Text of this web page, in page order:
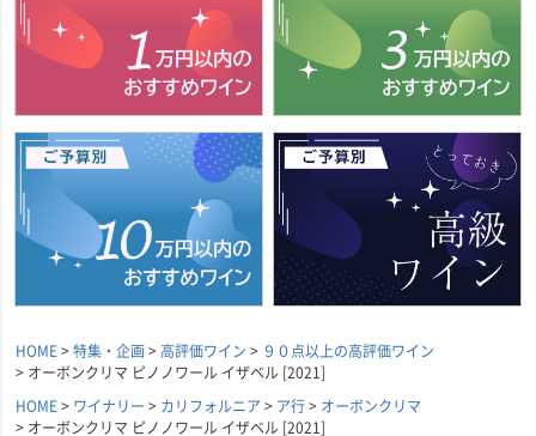
HOME 特集・企画 高評価ワイン
９０点以上の高評価ワイン
オーボンクリマ ピノノワール イザベル [2021]
HOME
ワイナリー カリフォルニア ア行
オーボンクリマ
オーボンクリマ ピノノワール イザベル [2021]